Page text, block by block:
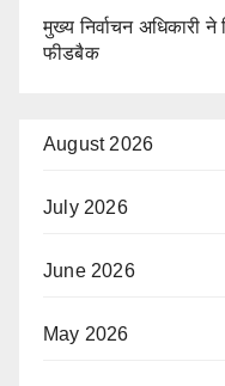
मुख्य निर्वाचन अधिकारी
फीडबैक
August 2026
July 2026
June 2026
May 2026